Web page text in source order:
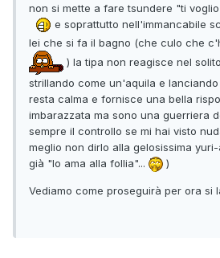
non si mette a fare tsundere "ti
e soprattutto nell'immancabile
lei che si fa il bagno (che culo che
) la tipa non reagisce nel
strillando come un'aquila e
resta calma e fornisce una bella
imbarazzata ma sono una guerriera
sempre il controllo se mi hai visto
meglio non dirlo alla gelosissima
già "lo ama alla follia"...
)
Vediamo come proseguirà per ora si